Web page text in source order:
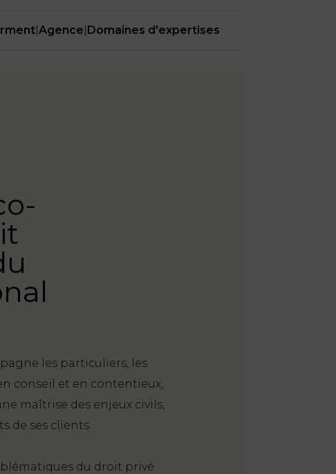
Agence Domaines d'expertises
les particuliers, les
conseil et en contentieux,
maîtrise des enjeux civils,
de ses clients.
du droit privé